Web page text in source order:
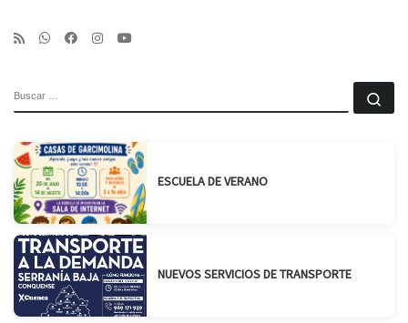
ESCUELA DE VERANO
NUEVOS SERVICIOS DE TRANSPORTE